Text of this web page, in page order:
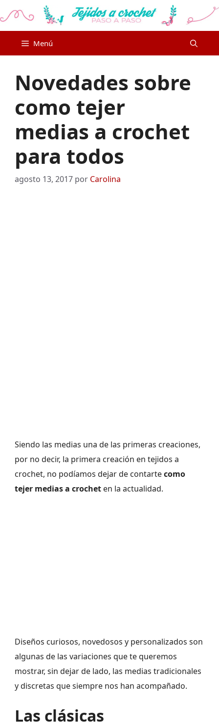
al
Menú
Novedades sobre
como tejer
medias a crochet
para todos
agosto 13, 2017 por Carolina
Siendo las medias una de las primeras creaciones,
por no decir, la primera creación en tejidos a
crochet, no podíamos dejar de contartecomo
tejer medias a crochet en la actualidad.
Diseños curiosos, novedosos y personalizados son
algunas de las variaciones que te queremos
mostrar, sin dejar de lado, las medias tradicionales
y discretas que siempre nos han acompañado.
Las clásicas